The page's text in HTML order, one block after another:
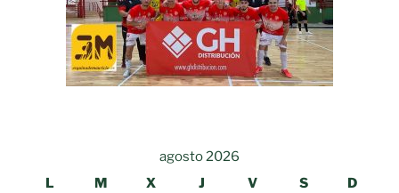
agosto 2026
L
M X J V S D